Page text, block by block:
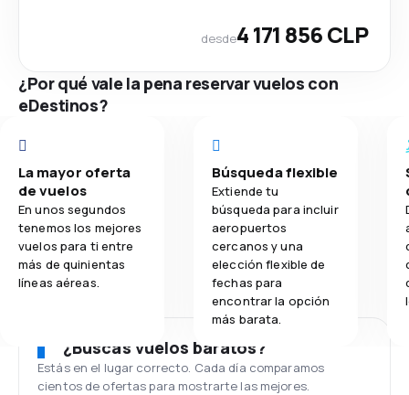
desde4 171 856 CLP
¿Por qué vale la pena reservar vuelos con
eDestinos?
La mayor oferta
de vuelos
En unos segundos
tenemos los mejores
vuelos para ti entre
más de quinientas
líneas aéreas.
Búsqueda flexible
Extiende tu
búsqueda para incluir
aeropuertos
cercanos y una
elección flexible de
fechas para
encontrar la opción
más barata.
¿Buscas vuelos baratos?
Estás en el lugar correcto. Cada día comparamos
cientos de ofertas para mostrarte las mejores.